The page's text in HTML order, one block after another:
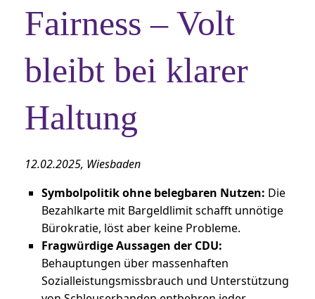
Fairness – Volt
bleibt bei klarer
Haltung
12.02.2025, Wiesbaden
Symbolpolitik ohne belegbaren Nutzen: Die
Bezahlkarte mit Bargeldlimit schafft unnötige
Bürokratie, löst aber keine Probleme.
Fragwürdige Aussagen der CDU:
Behauptungen über massenhaften
Sozialleistungsmissbrauch und Unterstützung